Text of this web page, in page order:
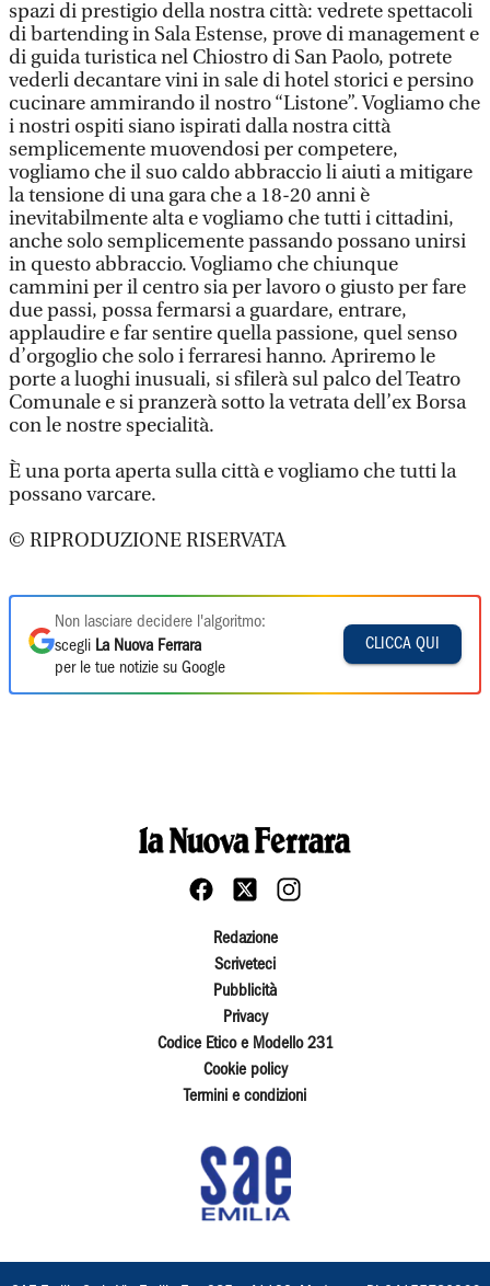
spazi di prestigio della nostra città: vedrete spettacoli
di bartending in Sala Estense, prove di management e
di guida turistica nel Chiostro di San Paolo, potrete
vederli decantare vini in sale di hotel storici e persino
cucinare ammirando il nostro “Listone”. Vogliamo che
i nostri ospiti siano ispirati dalla nostra città
semplicemente muovendosi per competere,
vogliamo che il suo caldo abbraccio li aiuti a mitigare
la tensione di una gara che a 18-20 anni è
inevitabilmente alta e vogliamo che tutti i cittadini,
anche solo semplicemente passando possano unirsi
in questo abbraccio. Vogliamo che chiunque
cammini per il centro sia per lavoro o giusto per fare
due passi, possa fermarsi a guardare, entrare,
applaudire e far sentire quella passione, quel senso
d’orgoglio che solo i ferraresi hanno. Apriremo le
porte a luoghi inusuali, si sfilerà sul palco del Teatro
Comunale e si pranzerà sotto la vetrata dell’ex Borsa
con le nostre specialità.
È una porta aperta sulla città e vogliamo che tutti la
possano varcare.
© RIPRODUZIONE RISERVATA
Non lasciare decidere l'algoritmo:
scegli La Nuova Ferrara
per le tue notizie su Google
CLICCA QUI
Redazione
Scriveteci
Pubblicità
Privacy
Codice Etico e Modello 231
Cookie policy
Termini e condizioni